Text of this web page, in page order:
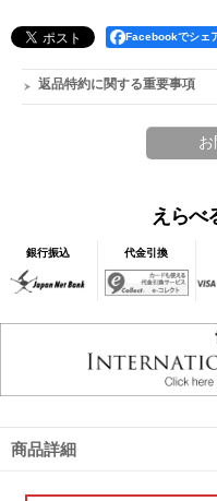
Facebookでシェ
返品特約に関する重要事項
えらべ
銀行振込 代金引換
商品詳細